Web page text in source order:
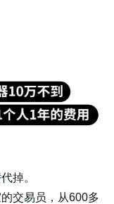
掉。
交易员，从600多